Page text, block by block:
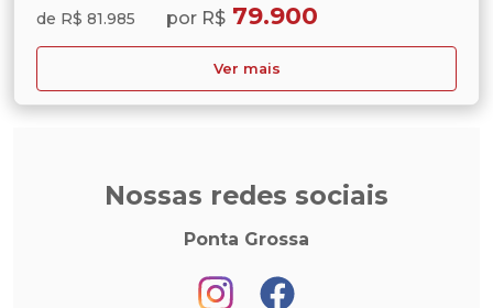
de R$ 81.985 por R$ 79.900
Ver mais
Nossas redes sociais
Ponta Grossa